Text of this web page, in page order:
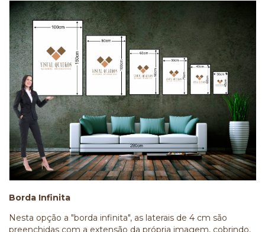
Borda Infinita
Nesta opção a "borda infinita", as laterais de 4 cm são
preenchidas com a extensão da própria imagem, cobrindo,